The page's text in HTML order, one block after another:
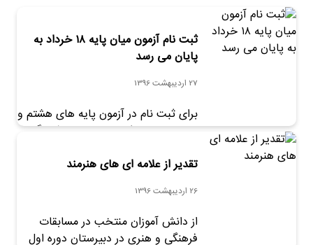
Designed and Developed by Kavano Team 2016-18ثبت نام آزمون میان پایه ۱۸ خرداد به
پایان می رسد
27 اردیبهشت 1396
برای ثبت نام در آزمون پایه های هشتم و
نهم به سامانه ثبت نام مجتمع فرهنگی-
تقدیر از علامه ای های هنرمند
26 اردیبهشت 1396
از دانش آموزان منتخب در مسابقات
فرهنگی و هنری در دبیرستان دوره اول